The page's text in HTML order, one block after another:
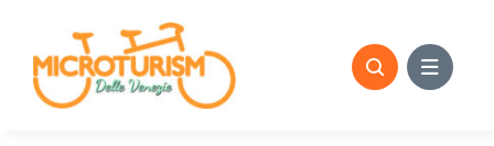
content